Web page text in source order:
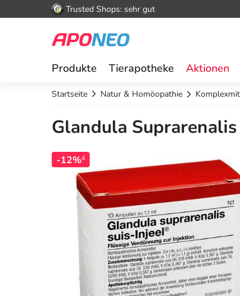
Trusted Shops: sehr gut
Produkte Tierapotheke Aktionen
Startseite Natur & Homöopathie
Glandula
-12%4